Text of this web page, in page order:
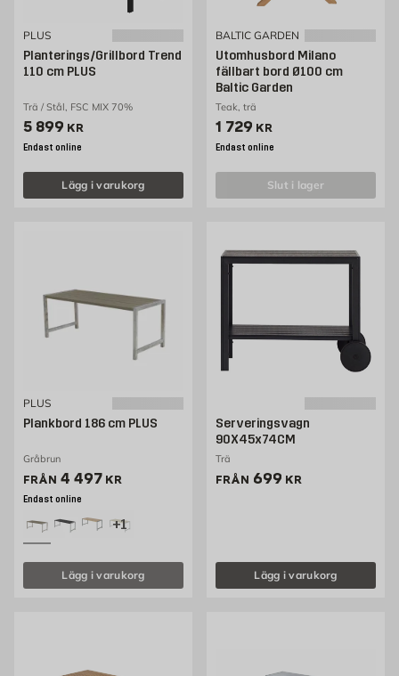
PLUS
Planterings/Grillbord Trend
110 cm PLUS
Trä / Stål, FSC MIX 70%
Pris 5899 kr
5 899 KR
Endast online
Lägg i varukorg
BALTIC GARDEN
Utomhusbord Milano
fällbart bord Ø100 cm
Baltic Garden
Teak, trä
Pris 1729 kr
1 729 KR
Endast online
slut i lager
PLUS
Plankbord 186 cm PLUS
Gråbrun
FRÅN Pris 3890 kr
4 497 KR
Endast online
+1
Lägg i varukorg
Serveringsvagn
90X45x74CM
Trä
FRÅN Pris 699 kr
699 KR
Lägg i varukorg